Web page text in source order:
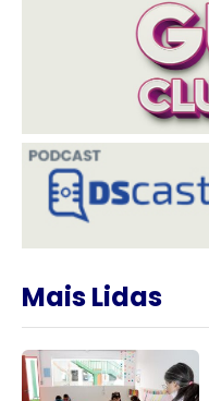
Mais Lidas